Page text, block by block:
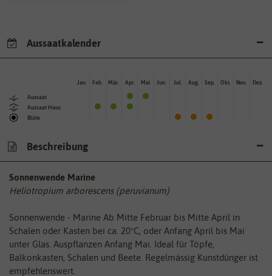
Aussaatkalender
Aussaat
Aussaat Haus
Blüte
Jan. Feb. Mär. Apr. Mai Jun. Jul. Aug. Sep. Okt. Nov. Dez.
Beschreibung
Sonnenwende Marine
Heliotropium arborescens (peruvianum)
Sonnenwende - Marine Ab Mitte Februar bis Mitte April in
Schalen oder Kasten bei ca. 20ºC, oder Anfang April bis Mai
unter Glas. Auspflanzen Anfang Mai. Ideal für Töpfe,
Balkonkasten, Schalen und Beete. Regelmässig Kunstdünger ist
empfehlenswert.